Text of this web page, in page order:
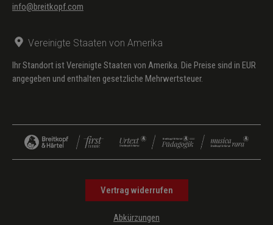
info@breitkopf.com
Vereinigte Staaten von Amerika
Ihr Standort ist Vereinigte Staaten von Amerika. Die Preise sind in EUR
angegeben und enthalten gesetzliche Mehrwertsteuer.
Vertrag widerrufen
Abkürzungen